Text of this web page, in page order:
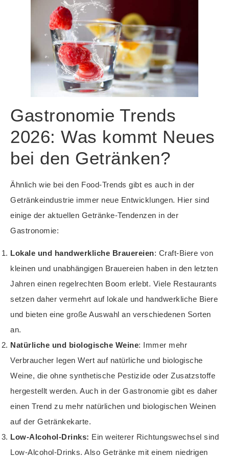
Gastronomie Trends
2026: Was kommt Neues
bei den Getränken?
Ähnlich wie bei den Food-Trends gibt es auch in der
Getränkeindustrie immer neue Entwicklungen. Hier sind
einige der aktuellen Getränke-Tendenzen in der
Gastronomie:
Lokale und handwerkliche Brauereien: Craft-Biere von
kleinen und unabhängigen Brauereien haben in den letzten
Jahren einen regelrechten Boom erlebt. Viele Restaurants
setzen daher vermehrt auf lokale und handwerkliche Biere
und bieten eine große Auswahl an verschiedenen Sorten
an.
Natürliche und biologische Weine: Immer mehr
Verbraucher legen Wert auf natürliche und biologische
Weine, die ohne synthetische Pestizide oder Zusatzstoffe
hergestellt werden. Auch in der Gastronomie gibt es daher
einen Trend zu mehr natürlichen und biologischen Weinen
auf der Getränkekarte.
Low-Alcohol-Drinks: Ein weiterer Richtungswechsel sind
Low-Alcohol-Drinks. Also Getränke mit einem niedrigen